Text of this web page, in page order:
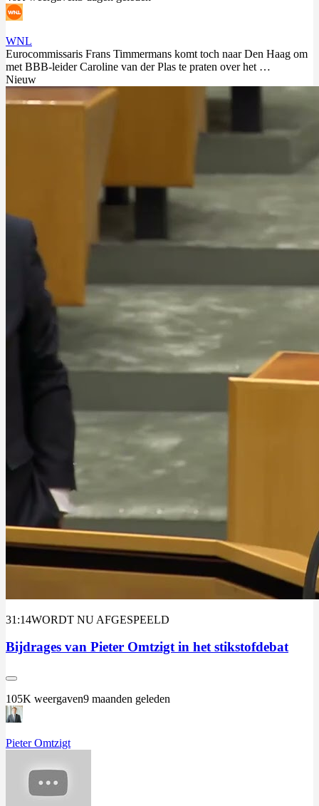
WNL
Eurocommissaris Frans Timmermans komt toch naar Den Haag om
met BBB-leider Caroline van der Plas te praten over het …
Nieuw
31:14WORDT NU AFGESPEELD
Bijdrages van Pieter Omtzigt in het stikstofdebat
105K weergaven9 maanden geleden
Pieter Omtzigt